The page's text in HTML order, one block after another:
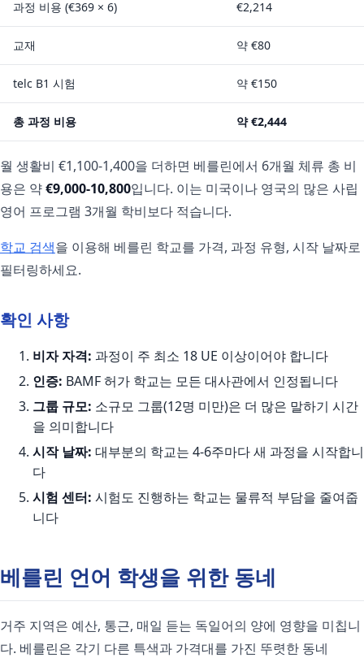
과정 비용 (€369 × 6) €2,214
교재 약 €80
telc B1 시험 약 €150
총 과정 비용 약 €2,444
월 생활비 €1,100-1,400을 더하면 베를린에서 6개월 체류 총 비
용은 약€9,000-10,800입니다. 이는 미국이나 영국의 많은 사립
영어 프로그램 3개월 학비보다 적습니다.
학교 검색을 이용해 베를린 학교를 가격, 과정 유형, 시작 날짜로
필터링하세요.
확인 사항
비자 자격: 과정이 주 최소 18 UE 이상이어야 합니다
인증: BAMF 허가 학교는 모든 대사관에서 인정됩니다
그룹 규모: 소규모 그룹(12명 미만)은 더 많은 말하기 시간
을 의미합니다
시작 날짜: 대부분의 학교는 4-6주마다 새 과정을 시작합니
다
시험 센터: 시험도 진행하는 학교는 물류적 부담을 줄여줍
니다
베를린 언어 학생을 위한 동네
거주 지역은 예산, 통근, 매일 듣는 독일어의 양에 영향을 미칩니
다. 베를린은 각기 다른 특색과 가격대를 가진 뚜렷한 동네